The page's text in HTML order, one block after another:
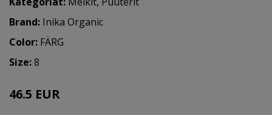
Brand: Inika Organic
Color: FÄRG
Size:8
46.5 EUR